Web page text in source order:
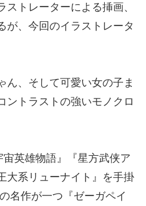
トレーターによる挿画、
が、今回のイラストレータ
ん、そして可愛い女の子ま
ントラストの強いモノクロ
宙英雄物語』『星方武侠ア
大系リューナイト』を手掛
名作が一つ『ゼーガペイ